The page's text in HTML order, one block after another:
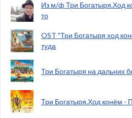
Из м/ф Три Богатыря.Ход
то
OST "Три Богатыря ход
туда
Три Богатыря на дальних
Три Богатыря.Ход конём -